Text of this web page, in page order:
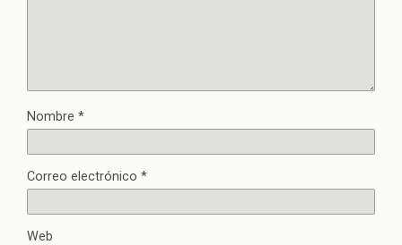
Nombre *
Correo electrónico *
Web